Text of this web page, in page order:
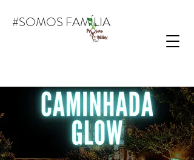
#SOMOS FAMÍLIA